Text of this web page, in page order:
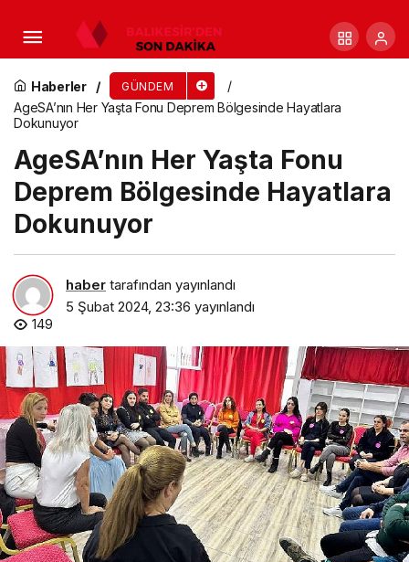
Haberler GÜNDEM
AgeSA’nın Her Yaşta Fonu Deprem Bölgesinde Hayatlara
Dokunuyor
AgeSA’nın Her Yaşta Fonu
Deprem Bölgesinde Hayatlara
Dokunuyor
haber tarafından yayınlandı
5 Şubat 2024, 23:36 yayınlandı
149
Başkan Öztürk “Şimdi mimarlık dönemi”